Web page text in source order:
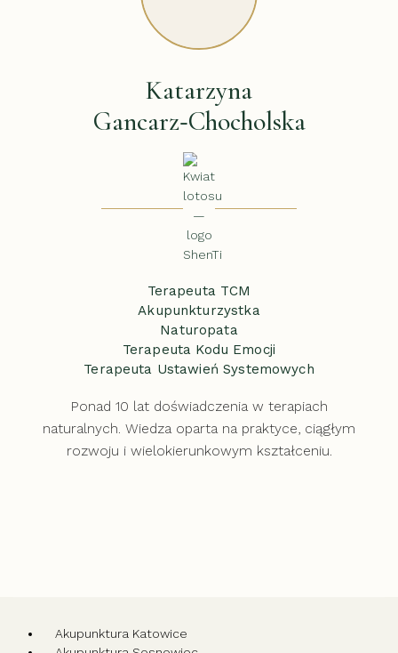
Katarzyna
Gancarz‑Chocholska
Terapeuta TCM
Akupunkturzystka
Naturopata
Terapeuta Kodu Emocji
Terapeuta Ustawień Systemowych
Ponad 10 lat doświadczenia w terapiach
naturalnych. Wiedza oparta na praktyce, ciągłym
rozwoju i wielokierunkowym kształceniu.
Akupunktura Katowice